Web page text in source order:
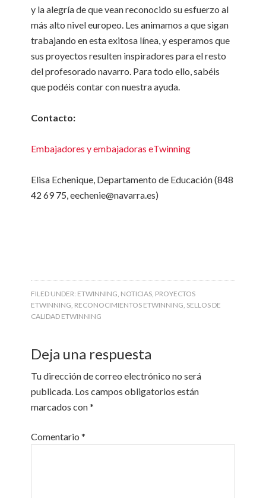
y la alegría de que vean reconocido su esfuerzo al
más alto nivel europeo. Les animamos a que sigan
trabajando en esta exitosa línea, y esperamos que
sus proyectos resulten inspiradores para el resto
del profesorado navarro. Para todo ello, sabéis
que podéis contar con nuestra ayuda.
Contacto:
Embajadores y embajadoras eTwinning
Elisa Echenique, Departamento de Educación (848
42 69 75, eechenie@navarra.es)
FILED UNDER: ETWINNING, NOTICIAS, PROYECTOS
ETWINNING, RECONOCIMIENTOS ETWINNING, SELLOS DE
CALIDAD ETWINNING
Deja una respuesta
Tu dirección de correo electrónico no será
publicada. Los campos obligatorios están
marcados con*
Comentario*